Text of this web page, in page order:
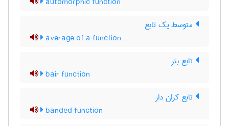
متوسط یک تابع
average of a function
تابع بئر
bair function
تابع کران دار
banded function